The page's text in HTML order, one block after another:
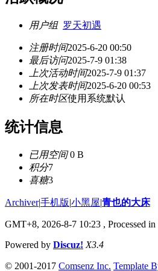
用户组 罗天初遇
注册时间2025-6-20 00:50
最后访问2025-7-9 01:38
上次活动时间2025-7-9 01:37
上次发表时间2025-6-20 00:53
所在时区使用系统默认
统计信息
已用空间0 B
积分7
喜糖3
Archiver|手机版|小黑屋|青也的大床
GMT+8, 2026-8-7 10:23 , Processed
Powered by Discuz! X3.4
© 2001-2017 Comsenz Inc. Template